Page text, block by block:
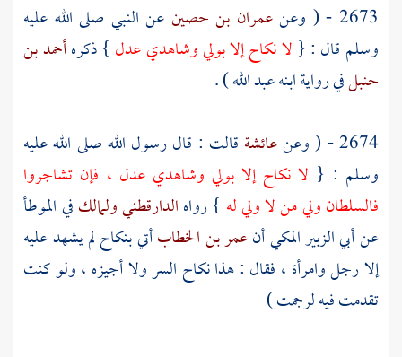
2673 - ( وعن
عمران بن حصين عن النبي صلى الله عليه
وسلم قال : { لا نكاح إلا بولي وشاهدي عدل } ذكرهأحمد بن
حنبلفي رواية ابنهعبد الله) .
2674 - ( وعن
عائشة قالت : قال رسول الله صلى الله عليه
وسلم : { لا نكاح إلا بولي وشاهدي عدل ، فإن تشاجروا
فالسلطان ولي من لا ولي له } رواهالدارقطنيولمالكفي الموطأ
عنأبي الزبير المكيأنعمر بن الخطابأتي بنكاح لم يشهد عليه
إلا رجل وامرأة ، فقال : هذا نكاح السر ولا أجيزه ، ولو كنت
تقدمت فيه لرجمت )